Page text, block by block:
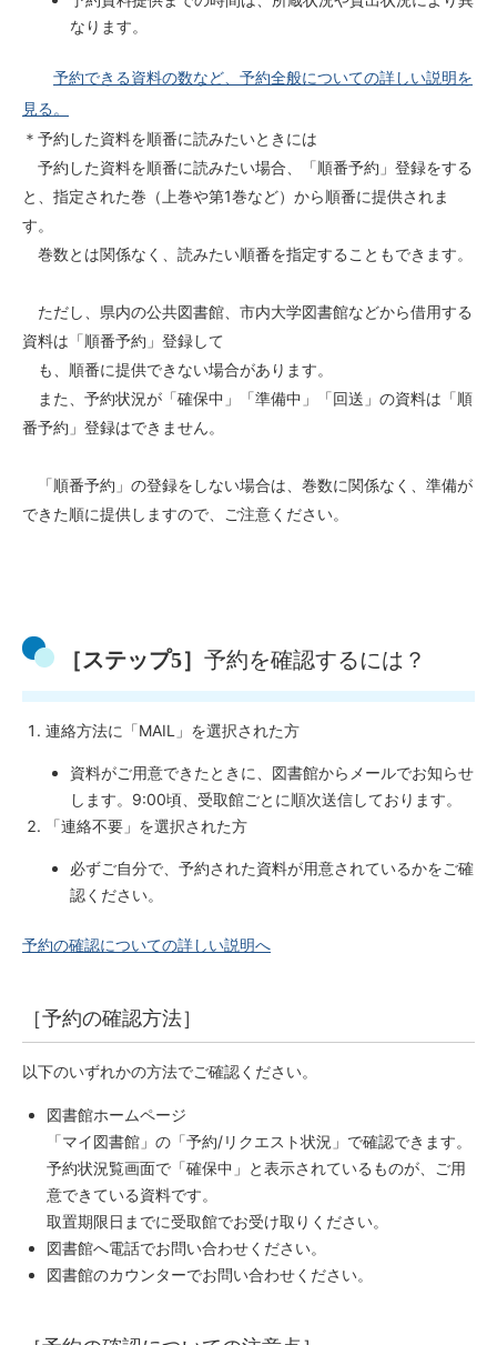
なります。
予約できる資料の数など、予約全般についての詳しい説明を
見る。
＊予約した資料を順番に読みたいときには
予約した資料を順番に読みたい場合、「順番予約」登録をする
と、指定された巻（上巻や第1巻など）から順番に提供されま
す。
巻数とは関係なく、読みたい順番を指定することもできます。
ただし、県内の公共図書館、市内大学図書館などから借用する
資料は「順番予約」登録して
も、順番に提供できない場合があります。
また、予約状況が「確保中」「準備中」「回送」の資料は「順
番予約」登録はできません。
「順番予約」の登録をしない場合は、巻数に関係なく、準備が
できた順に提供しますので、ご注意ください。
［ステップ5］ 予約を確認するには？
連絡方法に「MAIL」を選択された方
資料がご用意できたときに、図書館からメールでお知らせ
します。9:00頃、受取館ごとに順次送信しております。
「連絡不要」を選択された方
必ずご自分で、予約された資料が用意されているかをご確
認ください。
予約の確認についての詳しい説明へ
［予約の確認方法］
以下のいずれかの方法でご確認ください。
図書館ホームページ
「マイ図書館」の「予約/リクエスト状況」で確認できます。
予約状況覧画面で「確保中」と表示されているものが、ご用
意できている資料です。
取置期限日までに受取館でお受け取りください。
図書館へ電話でお問い合わせください。
図書館のカウンターでお問い合わせください。